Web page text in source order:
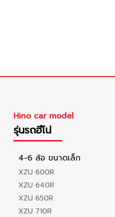
Hino car model
รุ่นรถฮีโน่
4-6 ล้อ ขนาดเล็ก
XZU 600R
XZU 640R
XZU 650R
XZU 710R